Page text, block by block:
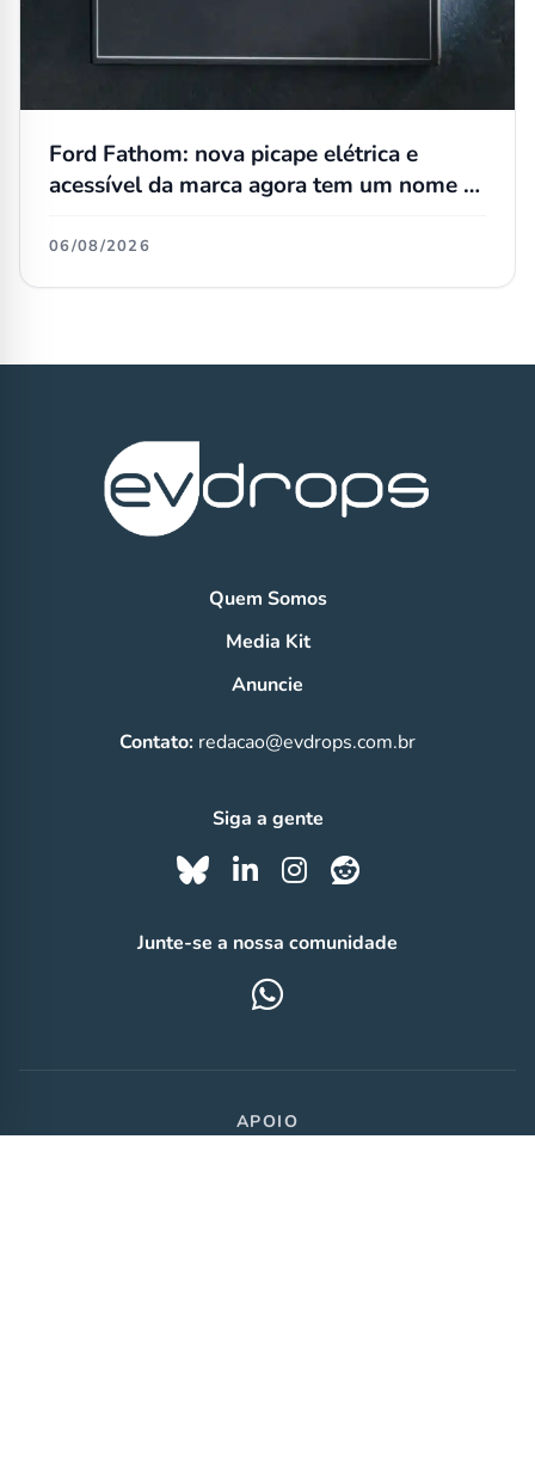
Ford Fathom: nova picape elétrica e
acessível da marca agora tem um nome e
06/08/2026
Quem Somos
Media Kit
Anuncie
Contato: redacao@evdrops.com.br
Siga a gente
Junte-se a nossa comunidade
APOIO